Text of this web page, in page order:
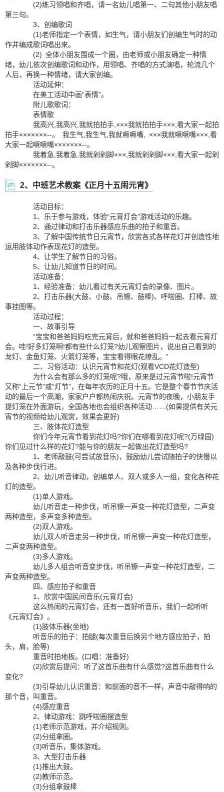
(2)练习领唱和齐唱，请一名幼儿唱第一、二句其他小朋友唱
第三句。
3、创编歌词
(1)老师指定一个表情，如生气，请小朋友们创编生气时的动
作并编成歌词唱出来。
(2) 全体小朋友围成一个圈，由老师或小朋友确定一种情
绪，幼儿依次创编歌词和动作，用领唱、齐唱的方式演唱，轮流几个
人后，再换一种情绪，请大家创编。
活动延伸：
在美工活动中画“表情”。
附儿歌歌词：
表情歌
我高兴,我高兴,我就拍拍手,×××我就拍拍手×××,看大家一起拍
拍手×××××××--。 我生气,我生气,我就噘噘嘴, ×××我就噘噘嘴×××,看
大家一起噘噘嘴×××××××--。
我着急,我着急,我就剁剁脚×××,我就剁剁脚×××,看大家一起剁
剁脚×××××××--。
2、中班艺术教案《正月十五闹元宵》
活动目标：
1、乐于参与游戏，体验“元宵灯会”游戏活动的乐趣。
2、通过律动和打击乐器感应乐曲的拍子和重音。
3、了解中国传统节日元宵节，欣赏各式各样花灯并创造性地
运用肢体动作表现花灯的造型。
4、让学生了解节日的习俗。
5、让幼儿知道节日的时间。
活动准备：
1、经验准备：幼儿看过有关元宵灯会的录像、图片。
2、打击乐器(大鼓、小鼓、吊镲、鼓棒)、呼啦圈、打棒、故
事挂图等。
活动过程：
一、故事引导
“宝宝和爸爸妈妈吃完元宵后，就和爸爸妈妈一起去看元宵灯
会。哇!好多灯笼啊!都有些什么灯笼?幼儿观察图片，说出自己看到的
龙灯、金鱼灯笼、火箭灯笼等，宝宝看得眼花缭乱。”
二、习俗活动：认识元宵节和花灯(观看VCD花灯造型)
为什么会有那么多的灯笼呢?哦，原来是过元宵节啦!元宵节
又称“上元节”或“灯节”，在每年农历的正月十五。它是整个春节节庆活
动的最后一个高潮，家家户户都热闹庆祝。元宵节的夜晚，小朋友手
提灯笼在外面游玩，全国各地也会组织各种活动……(如果提供有关元
宵节的视频给幼儿观赏，效果会更好)
三、肢体花灯造型
你们今年元宵节看到花灯吗?你们在哪看到花灯呢?(万绿园)
你们见过什么样的花灯?能与你的朋友一起做出花灯造型吗?
1、老师敲鼓(可尝试放音乐)，鼓励幼儿尝试随拍子的快慢以
及各种步伐行进。
2、幼儿听音律动，创编单人、双人或多人一组，变化各种花
灯的造型。
(1)单人游戏。
幼儿听音走一种步伐，听吊镲一声变一种花灯造型，二声变
两种造型，多声变多种造型。
(2)双人游戏。
幼儿双人听音走另一种步伐，听吊镲一声变一种花灯造型，
二声变两种造型。
(3)多人游戏。
幼儿多人组合听音变步伐，听吊镲一声变一种花灯造型，二
声变两种造型。
四、感应拍子和重音
1、欣赏中国民间音乐(元宵灯会)
这么热闹的元宵灯会，还有一首好听音乐，我们一起听听
《元宵灯会》。
(1)肢体乐器(坐地)
听音乐的拍子：拍腿(每次重音后换另个地方感应拍子，拍
头，肩，脸等)
重音时拍地板。(口唱：准备好)
(2)欣赏后提问：听了这首乐曲有什么感觉?这首乐曲有什么
变化?
(3)引导幼儿认识重音：和前面的音不一样，声音中敲得响的
那个音，叫重音。
(4)感应重音
2、律动游戏：跳呼啦圈摆造型
(1)老师示范游戏，并介绍规则。
(2)分组拿圈。
(3)听音乐，集体游戏。
3、大型打击乐器
(1)推出大鼓。
(2)教师示范。
(3)分组拿鼓棒